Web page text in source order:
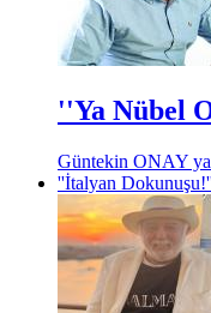
''Ya Nübel
Güntekin ONAY
''İtalyan